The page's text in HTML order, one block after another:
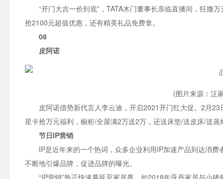
“开门大吉一价到底”，TATA木门董事长亲临直播间，狂撒
抢2100元超值优惠，还有精美礼品免费拿。
08
皮阿诺
(图片来源：泛
皮阿诺借势新代言人李云迪，开启2021开门红大促。2月
星卡抢万元福利，橱柜/全屋满2万送2万，还送床垫/送皮床/送
节日IP营销
IP是近年来的一个热词，众多企业利用IP加速产品到达消
不断地引爆品牌，促进品牌的曝光。
“IP营销”热正快速蔓延至家居界。如2018年亚丹家居与小